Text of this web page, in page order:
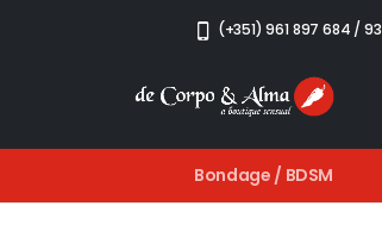
(+351) 961 897 684 /
ARTIGOS EM PROMOÇÃO • PORTES GRÁTIS
Bondage / BDSM